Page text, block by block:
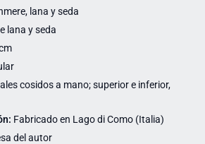
lana y seda
lana y seda
cosidos a mano; superior e inferior,
Fabricado en Lago di Como (Italia)
del autor